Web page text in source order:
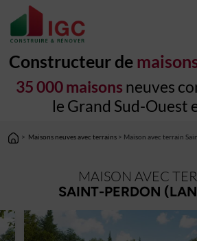
Constructeur de
35 000 maisons neuves
le Grand Sud-Ouest
> Maisons neuves avec terrains > Maison avec terrain
MAISON AVEC
SAINT-PERDON